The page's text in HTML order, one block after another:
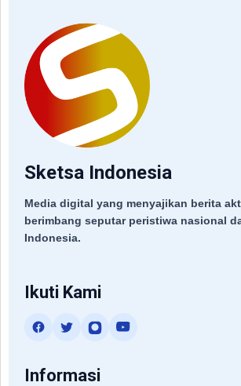
Sketsa Indonesia
Media digital yang menyajikan berita
berimbang seputar peristiwa nasional
Indonesia.
Ikuti Kami
Informasi